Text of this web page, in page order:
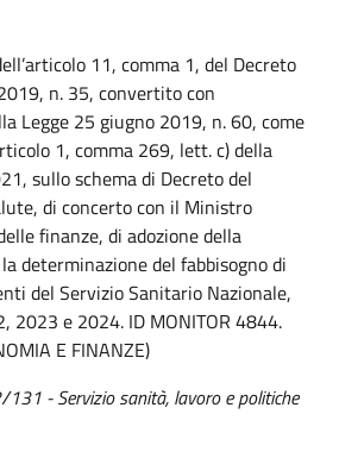
11, comma 1, del Decreto
n. 35, convertito con
Legge 25 giugno 2019, n. 60, come
1, comma 269, lett. c) della
sullo schema di Decreto del
di concerto con il Ministro
finanze, di adozione della
determinazione del fabbisogno di
del Servizio Sanitario Nazionale,
2023 e 2024. ID MONITOR 4844.
E FINANZE)
131 -Serviziosanità, lavoro e politiche